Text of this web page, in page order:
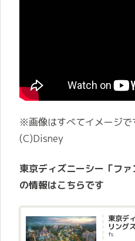
※画像はすべてイメージで
(C)Disney
東京ディズニーシー「ファ
の情報はこちらです
東京デ
リング
fs